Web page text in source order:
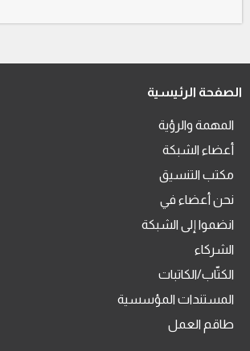
الصفحة الرئيسية
المهمة والرؤية
أعضاء الشبكة
مكتب التنسيق
نحن أعضاء في
انضموا إلى الشبكة
الشركاء
الكتّاب/الكاتبات
المستندات المؤسسية
طاقم العمل